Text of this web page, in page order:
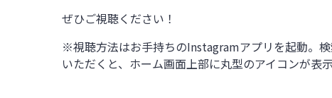
ぜひご視聴ください！
※視聴方法はお手持ちのInstagramアプリを起動。
いただくと、ホーム画面上部に丸型のアイコンが表